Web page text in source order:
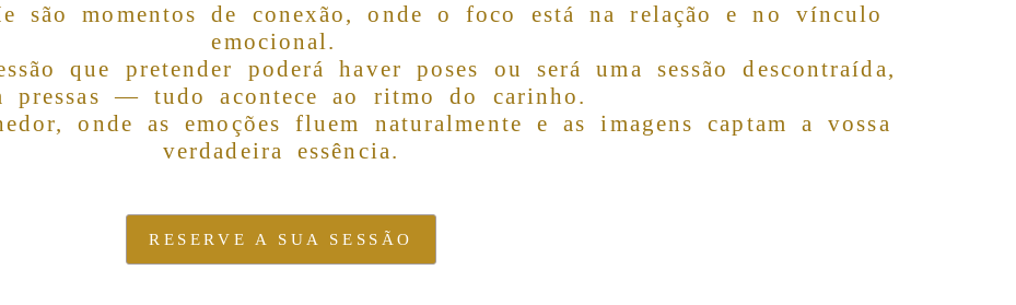
são momentos de conexão, onde o foco está na relação e no vínculo
emocional.
que pretender poderá haver poses ou será uma sessão descontraída,
pressas — tudo acontece ao ritmo do carinho.
onde as emoções fluem naturalmente e as imagens captam a vossa
verdadeira essência.
RESERVE A SUA SESSÃO